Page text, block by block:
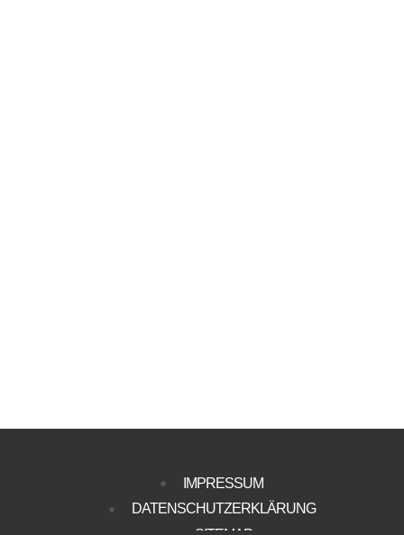
IMPRESSUM
DATENSCHUTZERKLÄRUNG